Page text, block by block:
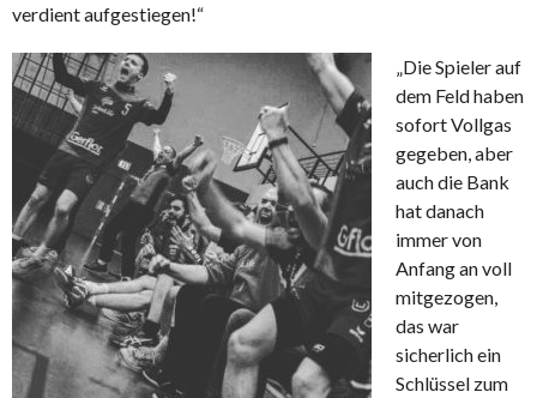
verdient aufgestiegen!“
„Die Spieler auf
dem Feld haben
sofort Vollgas
gegeben, aber
auch die Bank
hat danach
immer von
Anfang an voll
mitgezogen,
das war
sicherlich ein
Schlüssel zum